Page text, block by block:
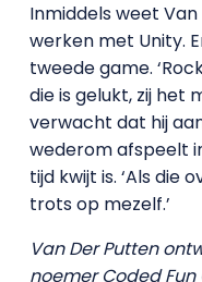
Inmiddels weet
werken met Unity.
tweede game.
die is gelukt, zij het
verwacht dat hij
wederom afspeelt
tijd kwijt is. ‘Als die
trots op mezelf.’
Van Der Putten
noemer Coded